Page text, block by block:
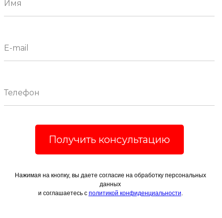
Получить консультацию
Нажимая на кнопку, вы даете согласие на обработку персональных
данных
и соглашаетесь c политикой конфиденциальности